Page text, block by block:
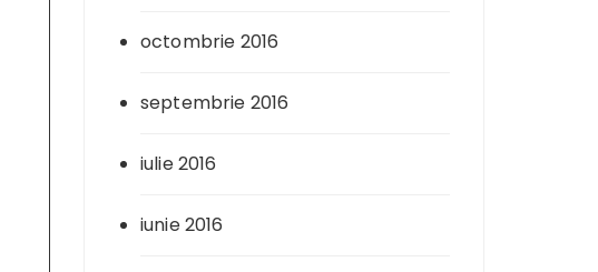
octombrie 2016
septembrie 2016
iulie 2016
iunie 2016